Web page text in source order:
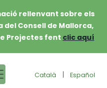
rellenvant sobre els
Consell de Mallorca,
Projectes fent clic aquí
Català | Español